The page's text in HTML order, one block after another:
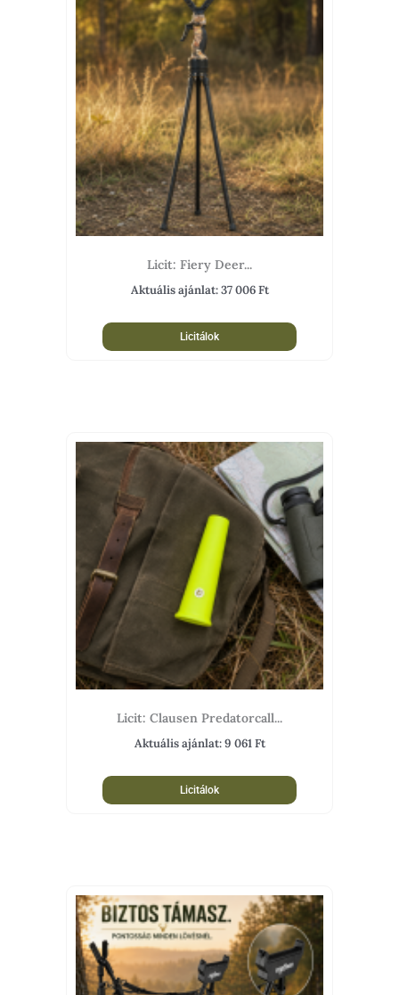
Licit: Fiery Deer...
Aktuális ajánlat:37 006Ft
Licitálok
Licit: Clausen Predatorcall...
Aktuális ajánlat:9 061Ft
Licitálok